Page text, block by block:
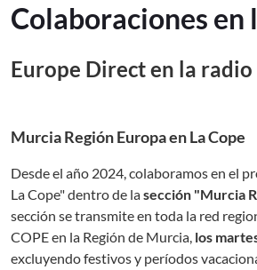
Colaboraciones en
Europe Direct en la radio
Murcia Región Europa en La Cope
Desde el año 2024, colaboramos en el
La Cope" dentro de lasección "Murcia
sección se transmite en toda la red
COPE en la Región de Murcia, los
excluyendo festivos y períodos